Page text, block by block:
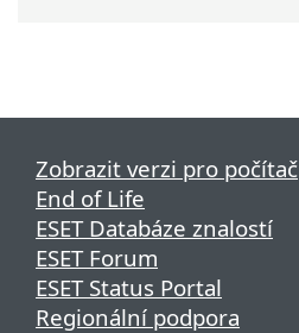
Zobrazit verzi pro počítač
End of Life
ESET Databáze znalostí
ESET Forum
ESET Status Portal
Regionální podpora